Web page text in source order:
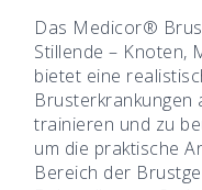
Das Medicor®
Stillende – Knoten,
bietet eine
Brusterkrankungen
trainieren und zu
um die praktische
Bereich der